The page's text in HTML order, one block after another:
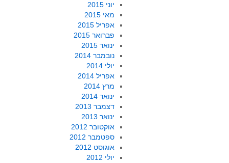
יוני 2015
מאי 2015
אפריל 2015
פברואר 2015
ינואר 2015
נובמבר 2014
יולי 2014
אפריל 2014
מרץ 2014
ינואר 2014
דצמבר 2013
ינואר 2013
אוקטובר 2012
ספטמבר 2012
אוגוסט 2012
יולי 2012